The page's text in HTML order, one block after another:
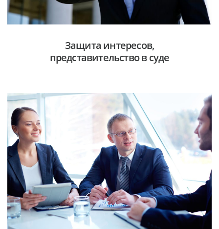
Защита интересов,
представительство в суде